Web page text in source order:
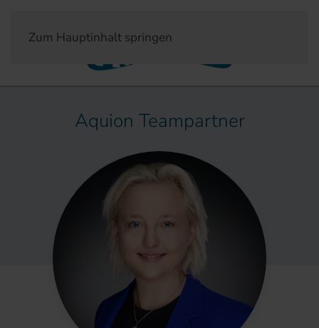
Zum Hauptinhalt springen
Aquion Teampartner